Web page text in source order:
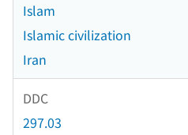
Islam
Islamic civilization
Iran
DDC
297.03